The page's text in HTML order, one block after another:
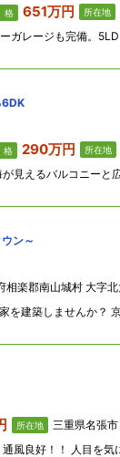
格 651万円 所在地
6DK
290万円 所在地
ン～
相楽郡南山城村 大字
所在地
三重県名張市 つつじ